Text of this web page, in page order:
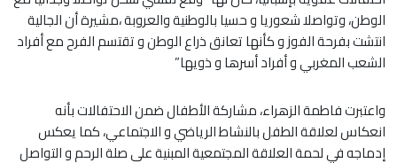
الوطن، وتواصلا شعوريا و حسيا بالوطنية والعروبة ،مشيرة أن الجالية
انتشت بفرحة الفوز و كأنها تعانق ذراع الوطن و تقتسم الفرح مع أفراد
الشعب المغربي و أفراد أسرها و ذويها”
واعتبرت فاطمة الزهراء، مشاركة الأطفال ضمن الاحتفالات بأنه
انعكاس لعلاقة الطفل بالنشاطالرياضي و الاجتماعي، كما يعكس
إدماجه في لحمة العلاقة المجتمعية المبنية على صلة الرحم و التواصل